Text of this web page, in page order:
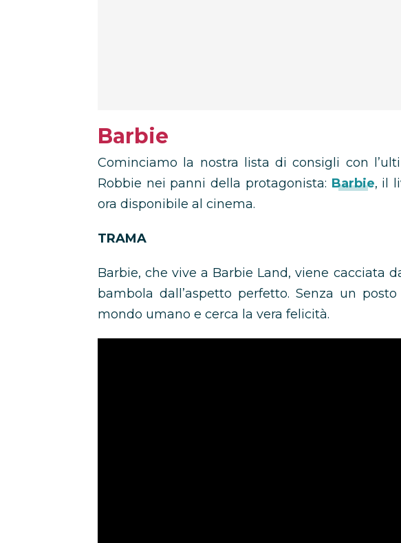
Barbie
Cominciamo la nostra lista di consigli con
Robbie nei panni della protagonista: Barbie, il
ora disponibile al cinema.
TRAMA
Barbie, che vive a Barbie Land, viene cacciata
bambola dall’aspetto perfetto. Senza un
mondo umano e cerca la vera felicità.